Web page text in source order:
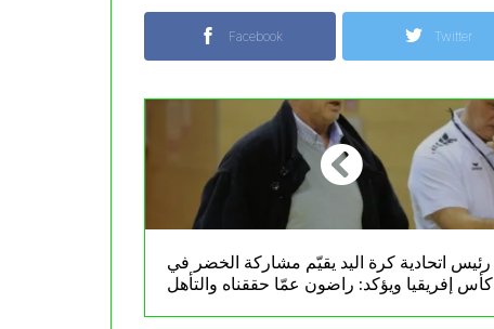
Facebook Twitter
رئيس اتحادية كرة اليد يقيّم مشاركة الخضر في
كأس إفريقيا ويؤكد: راضون عمّا حققناه والتأهل